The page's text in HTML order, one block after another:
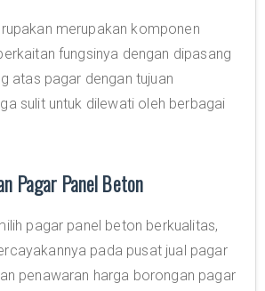
merupakan komponen
fungsinya dengan dipasang
atas pagar dengan tujuan
sulit untuk dilewati oleh berbagai
Pagar Panel Beton
pagar panel beton berkualitas,
pada pusat jual pagar
penawaran harga borongan pagar